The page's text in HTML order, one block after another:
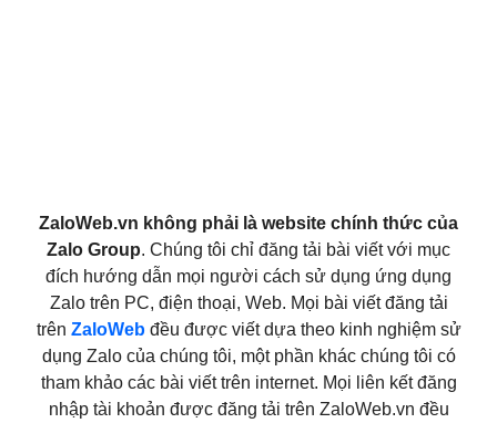
ZaloWeb.vn không phải là website chính thức của
Zalo Group. Chúng tôi chỉ đăng tải bài viết với mục
đích hướng dẫn mọi người cách sử dụng ứng dụng
Zalo trên PC, điện thoại, Web. Mọi bài viết đăng tải
trên ZaloWebđều được viết dựa theo kinh nghiệm sử
dụng Zalo của chúng tôi, một phần khác chúng tôi có
tham khảo các bài viết trên internet. Mọi liên kết đăng
nhập tài khoản được đăng tải trên ZaloWeb.vn đều